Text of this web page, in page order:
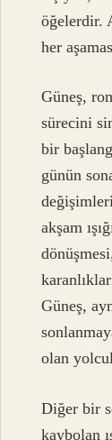
öğelerdir.
her
Güneş,
sürecini
bir
günün
akşam
Güneş,
olan
Diğer bir
kaybolan